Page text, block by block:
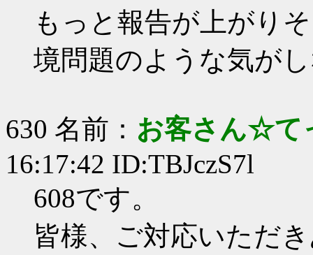
もっと報告が上がり
境問題のような気が
630 名前： お客さん☆て
16:17:42 ID:TBJczS7l
608です。
皆様、ご対応いただ